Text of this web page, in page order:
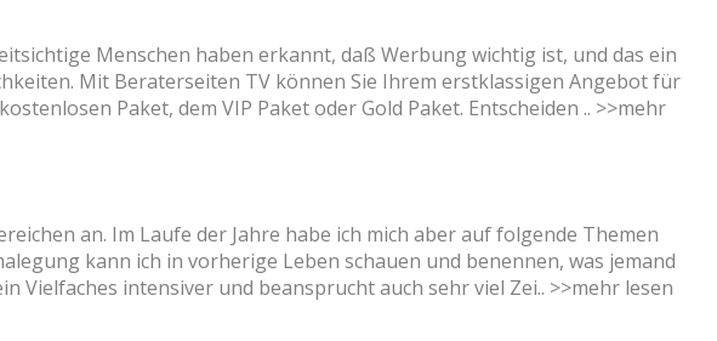
Menschen haben erkannt, daß Werbung wichtig ist, und das ein
Mit Beraterseiten TV können Sie Ihrem erstklassigen Angebot für
Paket, dem VIP Paket oder Gold Paket. Entscheiden .. >>mehr
an. Im Laufe der Jahre habe ich mich aber auf folgende Themen
kann ich in vorherige Leben schauen und benennen, was jemand
Vielfaches intensiver und beansprucht auch sehr viel Zei.. >>mehr lesen